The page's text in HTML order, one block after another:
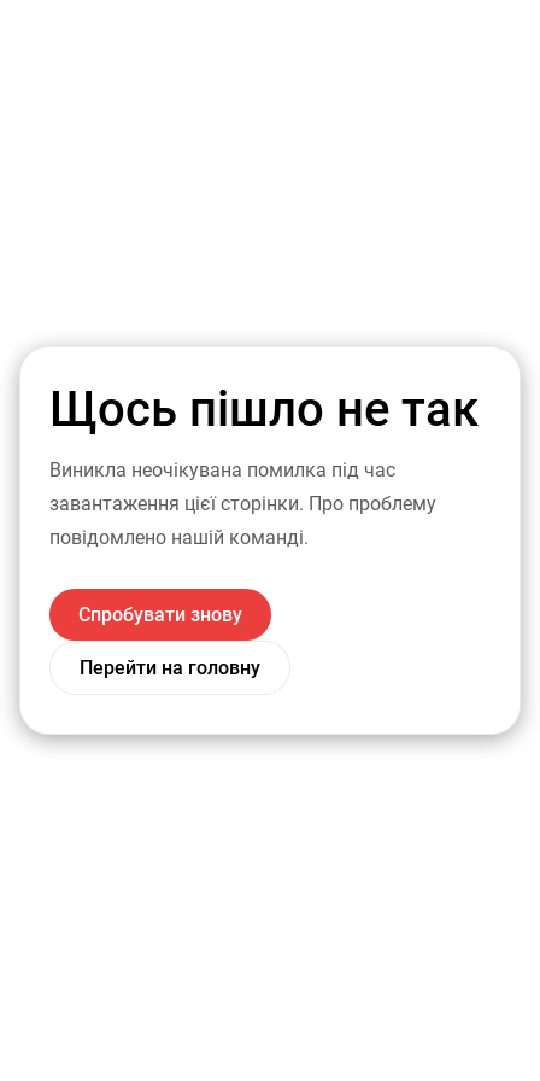
Щось пішло не так
Виникла неочікувана помилка під час
завантаження цієї сторінки. Про проблему
повідомлено нашій команді.
Спробувати знову
Перейти на головну